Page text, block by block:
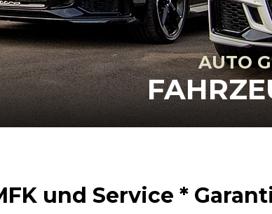
AUTO
und Service *